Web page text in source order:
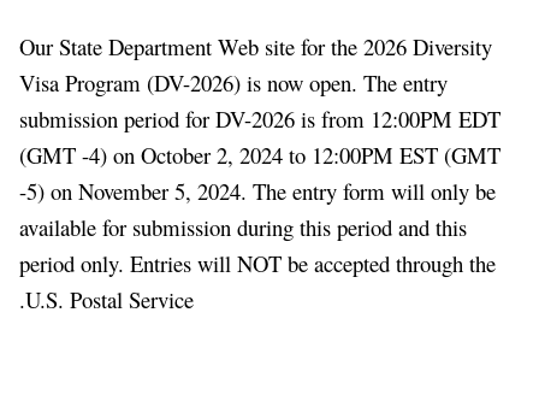
Our State Department Web site for the 2026 Diversity
Visa Program (DV-2026) is now open. The entry
submission period for DV-2026 is from 12:00PM EDT
(GMT -4) on October 2, 2024 to 12:00PM EST (GMT
-5) on November 5, 2024. The entry form will only be
available for submission during this period and this
period only. Entries will NOT be accepted through the
U.S. Postal Service.